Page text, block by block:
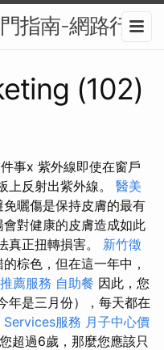
指南-網路行銷
(102)
事x 紫外線即使在窗戶
上反射出紫外線。 醫美
曬傷是保持皮膚的最有
會對健康的皮膚造成如此
真正扭轉損害。 新竹徵
棕色，但在這一年中，
薦服務 自助餐 因此，您
年是三月份），每天都在
Services服務 月子中心價
超過6歲，那麼您應該只